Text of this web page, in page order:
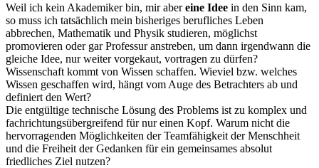
Weil ich kein Akademiker bin, mir abereine Idee in den Sinn kam,
so muss ich tatsächlich mein bisheriges berufliches Leben
abbrechen, Mathematik und Physik studieren, möglichst
promovieren oder gar Professur anstreben, um dann irgendwann die
gleiche Idee, nur weiter vorgekaut, vortragen zu dürfen?
Wissenschaft kommt von Wissen schaffen. Wieviel bzw. welches
Wissen geschaffen wird, hängt vom Auge des Betrachters ab und
definiert den Wert?
Die entgültige technische Lösung des Problems ist zu komplex und
fachrichtungsübergreifend für nur einen Kopf. Warum nicht die
hervorragenden Möglichkeiten der Teamfähigkeit der Menschheit
und die Freiheit der Gedanken für ein gemeinsames absolut
friedliches Ziel nutzen?